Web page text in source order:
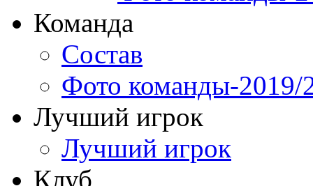
Команда
Состав
Фото команды-2019/
Лучший игрок
Лучший игрок
Клуб